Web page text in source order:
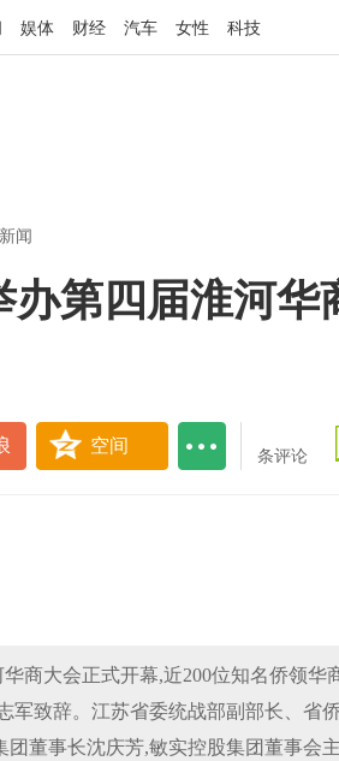
娱体 财经 汽车 女性 科技
新闻
第四届淮河华
空间
条评论
华商大会正式开幕,近200位知名侨领华
军致辞。江苏省委统战部副部长、省
团董事长沈庆芳,敏实控股集团董事会